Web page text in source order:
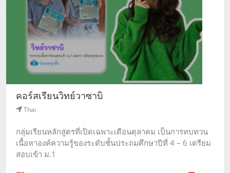
คอร์สเรียนวิทย์วาซาบิ
Thai
กลุ่มเรียนหลักสูตรที่เปิดเฉพาะเดือนตุลาคม เป็นการทบทวน
เนื้อหาองค์ความรู้ของระดับชั้นประถมศึกษาปีที่ 4 – 6 เตรียม
สอบเข้า ม.1